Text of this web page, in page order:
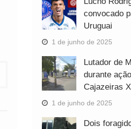
convocado
Uruguai
1 de junho de 2025
Lutador de
durante
Cajazeiras
1 de junho de 2025
Dois